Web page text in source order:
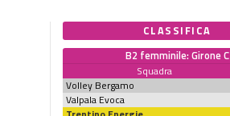
CLASSIFICA
B2 femminile: Girone C
Squadra
Volley Bergamo
Valpala Evoca